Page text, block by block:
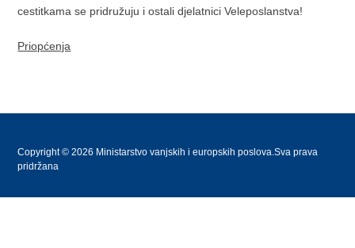
cestitkama se pridružuju i ostali djelatnici Veleposlanstva!
Priopćenja
Copyright © 2026 Ministarstvo vanjskih i europskih poslova.Sva prava
pridržana